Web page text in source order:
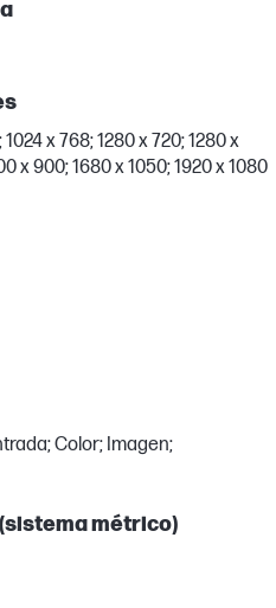
x 768; 1280 x 720; 1280 x
x 900; 1680 x 1050; 1920 x 1080
Color; Imagen;
métrico)